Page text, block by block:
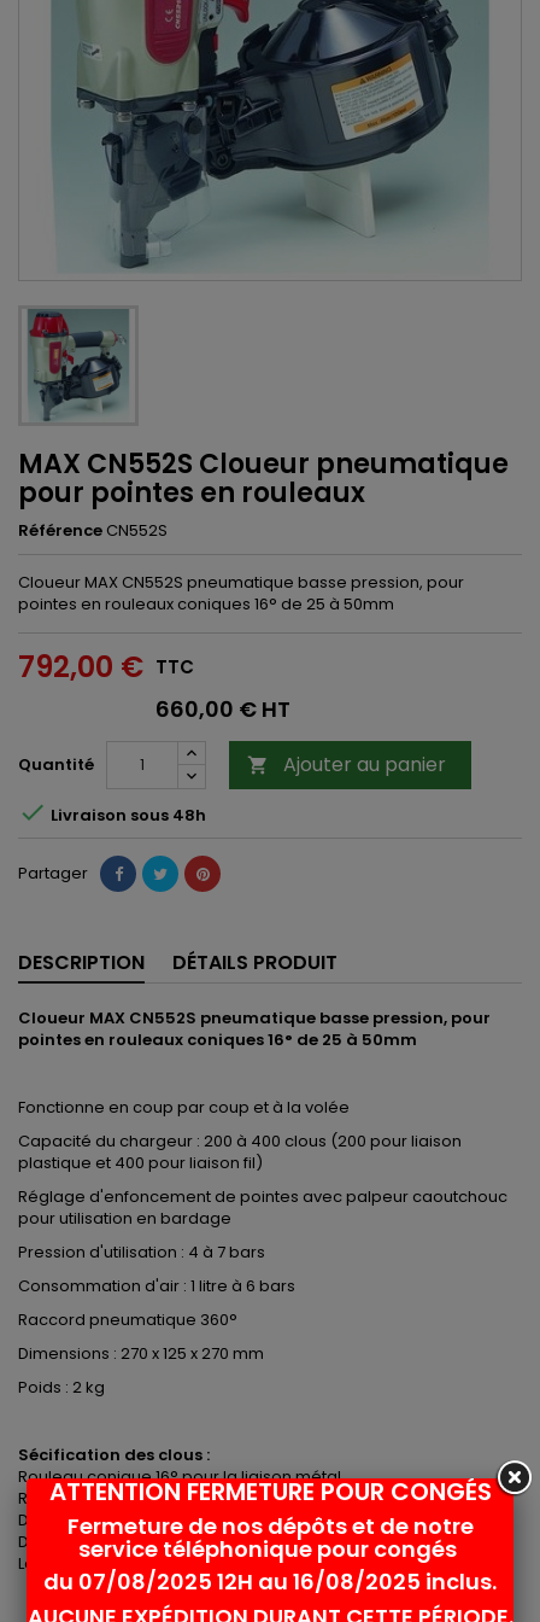
MAX CN552S Cloueur pneumatique
pour pointes en rouleaux
Référence CN552S
Cloueur MAX CN552S pneumatique basse pression, pour
pointes en rouleaux coniques 16° de 25 à 50mm
792,00 € TTC
660,00 € HT
Quantité  Ajouter au panier
 Livraison sous 48h
Partager
DESCRIPTION DÉTAILS PRODUIT
Cloueur MAX CN552S pneumatique basse pression, pour
pointes en rouleaux coniques 16° de 25 à 50mm
Fonctionne en coup par coup et à la volée
Capacité du chargeur : 200 à 400 clous (200 pour liaison
plastique et 400 pour liaison fil)
Réglage d'enfoncement de pointes avec palpeur caoutchouc
pour utilisation en bardage
Pression d'utilisation : 4 à 7 bars
Consommation d'air : 1 litre à 6 bars
Raccord pneumatique 360°
Dimensions : 270 x 125 x 270 mm
Poids : 2 kg
Sécification des clous :
Rouleau conique 16° pour la liaison métal
Rouleau plat 16° pour la liason PVC
Diametre de la tête : 4.2 à 5.3 mm
Diamètre du clou : 1.59 à 2.5
Longueur du clou : 25 à 50 mm
ATTENTION FERMETURE POUR CONGÉS
Fermeture de nos dépôts et de notre
service téléphonique pour congés
du 07/08/2025 12H au 16/08/2025 inclus.